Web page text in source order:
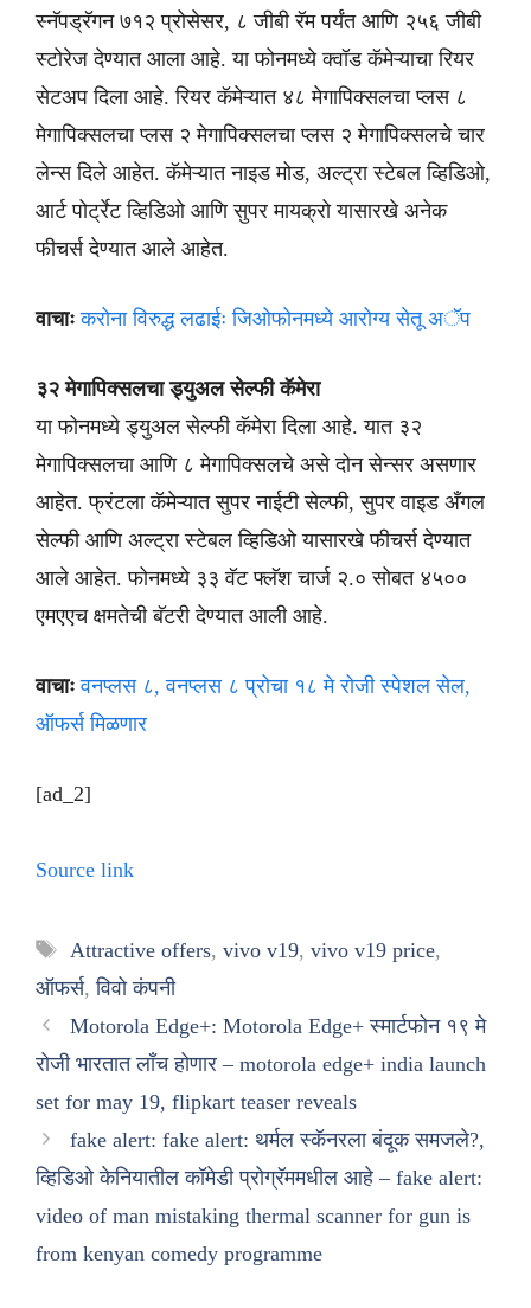
स्नॅपड्रॅगन ७१२ प्रोसेसर, ८ जीबी रॅम पर्यंत आणि २५६ जीबी
स्टोरेज देण्यात आला आहे. या फोनमध्ये क्वॉड कॅमेऱ्याचा रियर
सेटअप दिला आहे. रियर कॅमेऱ्यात ४८ मेगापिक्सलचा प्लस ८
मेगापिक्सलचा प्लस २ मेगापिक्सलचा प्लस २ मेगापिक्सलचे चार
लेन्स दिले आहेत. कॅमेऱ्यात नाइड मोड, अल्ट्रा स्टेबल व्हिडिओ,
आर्ट पोर्ट्रेट व्हिडिओ आणि सुपर मायक्रो यासारखे अनेक
फीचर्स देण्यात आले आहेत.
वाचाःकरोना विरुद्ध लढाईः जिओफोनमध्ये आरोग्य सेतू अॅप
३२ मेगापिक्सलचा ड्युअल सेल्फी कॅमेरा
या फोनमध्ये ड्युअल सेल्फी कॅमेरा दिला आहे. यात ३२
मेगापिक्सलचा आणि ८ मेगापिक्सलचे असे दोन सेन्सर असणार
आहेत. फ्रंटला कॅमेऱ्यात सुपर नाईटी सेल्फी, सुपर वाइड अँगल
सेल्फी आणि अल्ट्रा स्टेबल व्हिडिओ यासारखे फीचर्स देण्यात
आले आहेत. फोनमध्ये ३३ वॅट फ्लॅश चार्ज २.० सोबत ४५००
एमएएच क्षमतेची बॅटरी देण्यात आली आहे.
वाचाःवनप्लस ८, वनप्लस ८ प्रोचा १८ मे रोजी स्पेशल सेल,
ऑफर्स मिळणार
[ad_2]
Source link
Tags
Attractive offers, vivo v19, vivo v19 price,
ऑफर्स,विवो कंपनी
Motorola Edge+: Motorola Edge+ स्मार्टफोन १९ मे
रोजी भारतात लाँच होणार – motorola edge+ india launch
set for may 19, flipkart teaser reveals
fake alert: fake alert: थर्मल स्कॅनरला बंदूक समजले?,
व्हिडिओ केनियातील कॉमेडी प्रोग्रॅममधील आहे – fake alert:
video of man mistaking thermal scanner for gun is
from kenyan comedy programme